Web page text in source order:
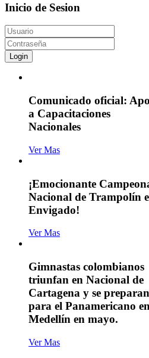
Inicio de Sesion
Login
Comunicado oficial:
a Capacitaciones
Nacionales
Ver Mas
¡Emocionante
Nacional de Trampolín
Envigado!
Ver Mas
Gimnastas colombianos
triunfan en Nacional de
Cartagena y se preparan
para el Panamericano en
Medellín en mayo.
Ver Mas